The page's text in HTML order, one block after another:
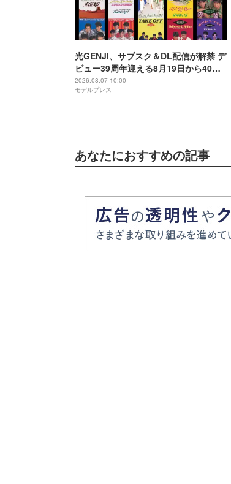
光GENJI、サブスク＆DL配信が解禁 デ
ビュー39周年迎える8月19日から40周
年まで1年かけてリリース当時の日付に
順次配信予定
2026.08.07 10:00
モデルプレス
あなたにおすすめの記事